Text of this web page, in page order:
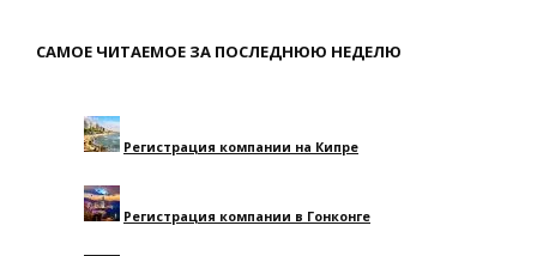
САМОЕ ЧИТАЕМОЕ ЗА ПОСЛЕДНЮЮ НЕДЕЛЮ
Регистрация компании на Кипре
Регистрация компании в Гонконге